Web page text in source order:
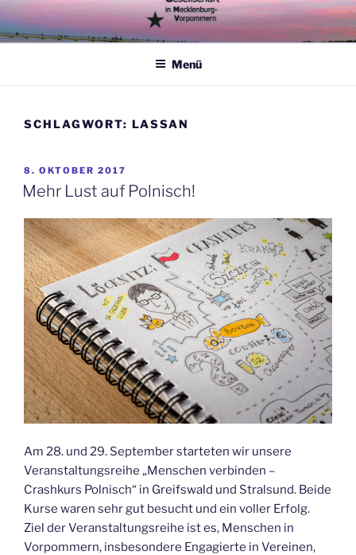
Zum
Inhalt
springen
Menü
SCHLAGWORT: LASSAN
VERÖFFENTLICHT
AM
8. OKTOBER 2017
Mehr Lust auf Polnisch!
Am 28. und 29. September starteten wir unsere
Veranstaltungsreihe „Menschen verbinden –
Crashkurs Polnisch“ in Greifswald und Stralsund. Beide
Kurse waren sehr gut besucht und ein voller Erfolg.
Ziel der Veranstaltungsreihe ist es, Menschen in
Vorpommern, insbesondere Engagierte in Vereinen,